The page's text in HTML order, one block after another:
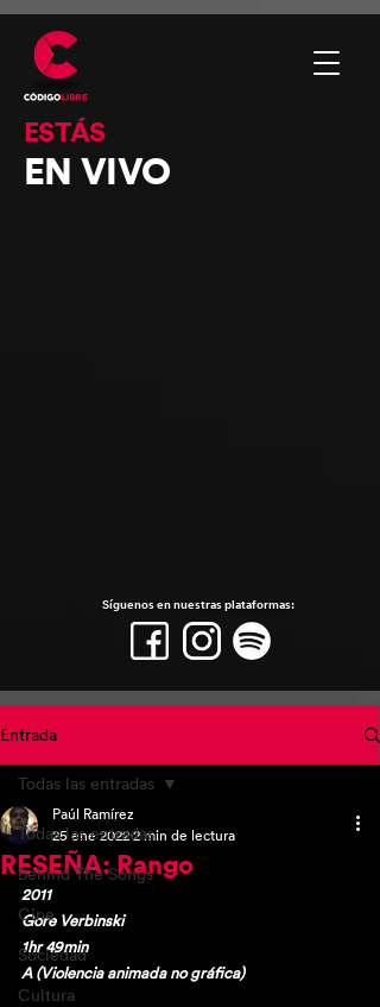
ESTÁS
EN VIVO
Síguenos en nuestras plataformas:
Entrada
Todas las entradas
Behind The Songs
Cine
Sociedad
Cultura
Todas las entradas
RESEÑA: Rango
Paúl Ramírez
25 ene 20222 min de lectura
2011
Gore Verbinski
1hr 49min
A (Violencia animada no gráfica)